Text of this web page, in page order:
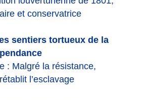
et conservatrice
sentiers tortueux de la
: Malgré la résistance,
l’esclavage